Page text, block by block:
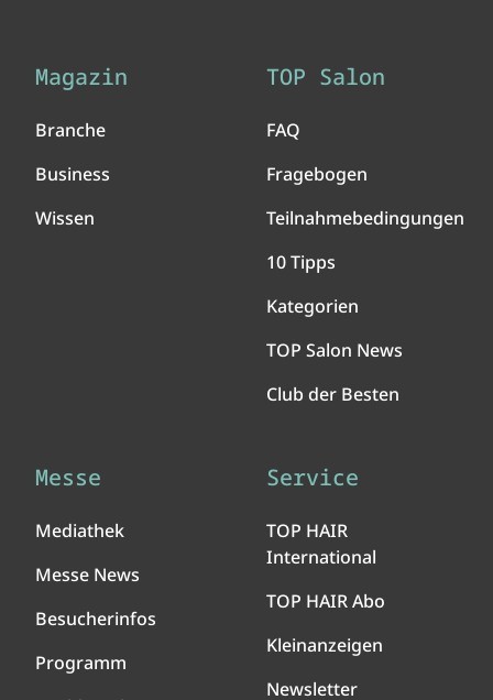
Magazin
Branche
Business
Wissen
TOP Salon
FAQ
Fragebogen
Teilnahmebedingungen
10 Tipps
Kategorien
TOP Salon News
Club der Besten
Messe
Mediathek
Messe News
Besucherinfos
Programm
Service
TOP HAIR
International
TOP HAIR Abo
Kleinanzeigen
Newsletter